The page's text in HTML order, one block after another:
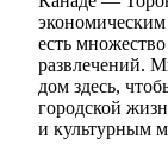
есть
развлечений.
дом здесь,
городской
и культурным